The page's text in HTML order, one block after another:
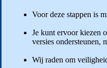
Voor deze stappen is
Je kunt ervoor kiezen
versies ondersteunen,
Wij raden om